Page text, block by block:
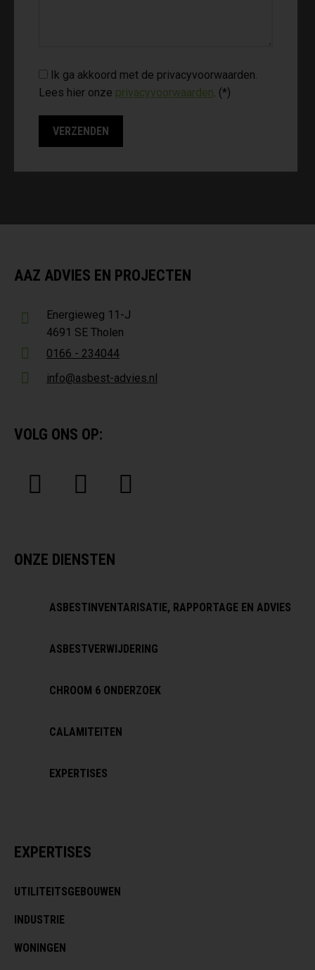
Ik ga akkoord met de privacyvoorwaarden.
Lees hier onze privacyvoorwaarden. (*)
AAZ ADVIES EN PROJECTEN
Energieweg 11-J
4691 SE Tholen
0166 - 234044
info@asbest-advies.nl
VOLG ONS OP:
ONZE DIENSTEN
ASBESTINVENTARISATIE, RAPPORTAGE EN ADVIES
ASBESTVERWIJDERING
CHROOM 6 ONDERZOEK
CALAMITEITEN
EXPERTISES
EXPERTISES
UTILITEITSGEBOUWEN
INDUSTRIE
WONINGEN